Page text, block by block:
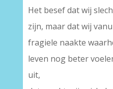
Het besef dat wij
zijn, maar dat wij
fragiele naakte
leven nog beter
uit,